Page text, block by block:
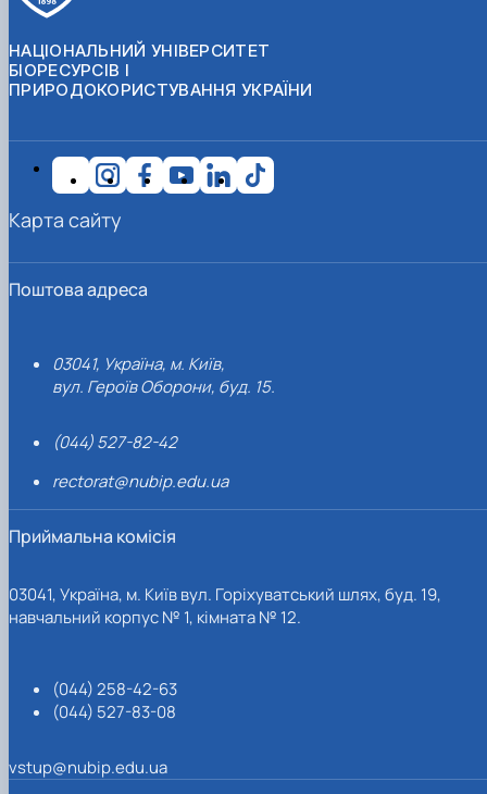
НАЦІОНАЛЬНИЙ УНІВЕРСИТЕТ
БІОРЕСУРСІВ І
ПРИРОДОКОРИСТУВАННЯ УКРАЇНИ
Поштова адреса
03041, Україна, м. Київ,
вул. Героїв Оборони, буд. 15.
(044) 527-82-42
rectorat@nubip.edu.ua
Приймальна комісія
03041, Україна, м. Київ вул. Горіхуватський шлях, буд. 19,
навчальний корпус № 1, кімната № 12.
(044) 258-42-63
(044) 527-83-08
vstup@nubip.edu.ua
Карта сайту